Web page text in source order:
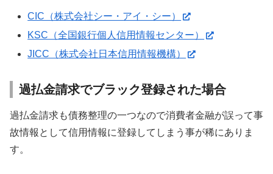
CIC（株式会社シー・アイ・シー）
KSC（全国銀行個人信用情報センター）
JICC（株式会社日本信用情報機構）
過払金請求でブラック登録された場合
過払金請求も債務整理の一つなので消費者金融が誤って事
故情報として信用情報に登録してしまう事が稀にありま
す。